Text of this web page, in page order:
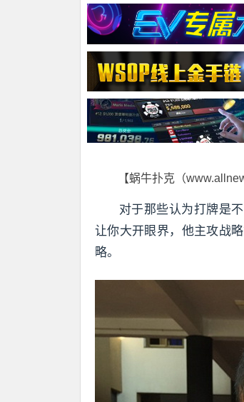
【蜗牛扑克（
对于那些认为打牌是
让你大开眼界，他主攻战
略。